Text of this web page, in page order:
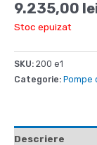
9.235,00
Stoc epuizat
SKU: 200 e1
Categorie: Pompe
Descriere